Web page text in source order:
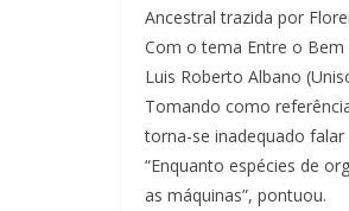
Ancestral trazida por
Com o tema Entre o
Luis Roberto Albano
Tomando como
torna-se inadequado
“Enquanto espécies de
as máquinas”, pontuou.